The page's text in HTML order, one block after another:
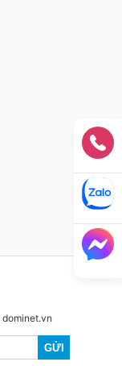
dominet.vn
GỬI